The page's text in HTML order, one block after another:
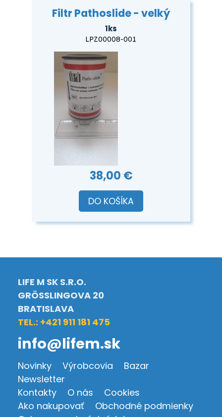
Filtr Pathoslide - velký
1ks
LPZ00008-001
38,00 €
DO KOŠÍKA
LIFE M SK S.R.O.
GRÖSSLINGOVA 20
BRATISLAVA
TEL.: +421 911 181 475
info@lifem.sk
Novinky Výrobcovia
Bazar
Newsletter
Kontakty
O nás
Cookies
Ako nakupovať
Obchodné podmienky